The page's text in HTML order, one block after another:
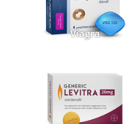
Viagra